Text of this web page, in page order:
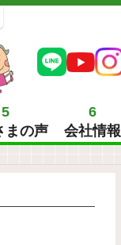
5
まの声
6
会社情報